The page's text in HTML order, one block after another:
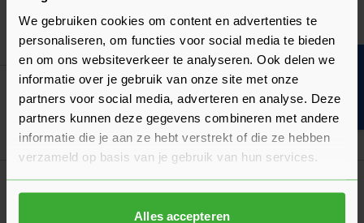
We gebruiken cookies om content en advertenties te
personaliseren, om functies voor social media te bieden
en om ons websiteverkeer te analyseren. Ook delen we
informatie over je gebruik van onze site met onze
partners voor social media, adverteren en analyse. Deze
partners kunnen deze gegevens combineren met andere
informatie die je aan ze hebt verstrekt of die ze hebben
verzameld op basis van je gebruik van hun services.
Alles accepteren
Nu13,98per stuk Ga
GB Opwaaianker Verzinkt
Nu4,65per stuk Ga
GB Bintanker Elektrolytisch Verzinkt